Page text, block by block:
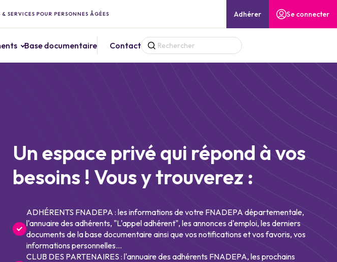
SERVICES POUR PERSONNES ÂGÉES
Base documentaire Contact
Adhérer Se connecter
Un espace privé qui répond à vos
besoins ! Vous y trouverez :
ADHÉRENTS FNADEPA : les informations de votre FNADEPA départementale,
l'annuaire des adhérents, "L'appel adhérent", les annonces d'emploi, les derniers
documents de la base documentaire ainsi que vos notifications et vos favoris, vos
informations personnelles...
CLUB DES PARTENAIRES : l'annuaire des adhérents FNADEPA, les prochains